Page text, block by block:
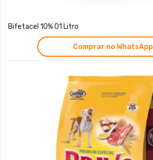
Bifetacel 10% 01 Litro
Comprar no WhatsApp